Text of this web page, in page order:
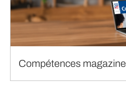
Compétences magazine